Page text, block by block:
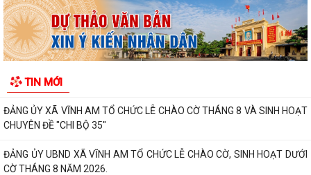
TIN MỚI
XÃ VĨNH AM ĐẨY MẠNH TUYÊN TRUYỀN THỰC HIỆN NGHỊ QUYẾT SỐ
57-NQ/TW VÀ KẾ HOẠCH HÀNH ĐỘNG 100 NGÀY VỀ...
CÔNG TÁC ĐO ĐẠC, LẬP BẢN ĐỒ ĐỊA CHÍNH VÀ...
ĐẢNG ỦY XÃ VĨNH AM TỔ CHỨC LỄ CHÀO CỜ THÁNG 8 VÀ SINH HOẠT
CHUYÊN ĐỀ "CHI BỘ 35"
ĐẢNG ỦY UBND XÃ VĨNH AM TỔ CHỨC LỄ CHÀO CỜ, SINH HOẠT DƯỚI
CỜ THÁNG 8 NĂM 2026.